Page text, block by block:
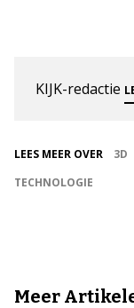
KIJK-redactie
LEES MEER OVER 3D
TECHNOLOGIE
Meer